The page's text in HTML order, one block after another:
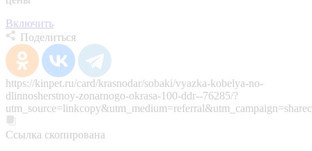
Включить
Поделиться
https://kinpet.ru/card/krasnodar/sobaki/vyazka-kobelya-no-
dlinnosherstnoy-zonarnogo-okrasa-100-ddr--76285/?
Ссылка скопирована